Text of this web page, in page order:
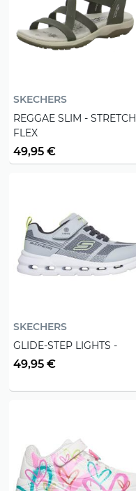
SKECHERS
REGGAE SLIM - STRETCH
FLEX
49,95 €
SKECHERS
GLIDE-STEP LIGHTS -
49,95 €